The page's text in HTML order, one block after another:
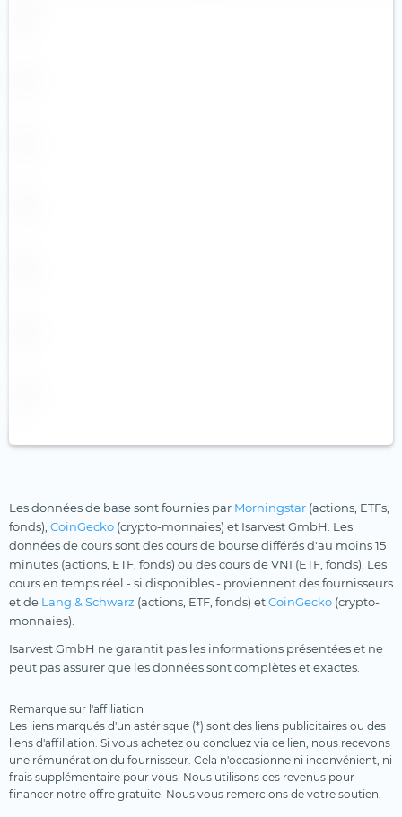
Les données de base sont fournies par Morningstar (actions, ETFs,
fonds), CoinGecko (crypto-monnaies) et Isarvest GmbH. Les
données de cours sont des cours de bourse différés d'au moins 15
minutes (actions, ETF, fonds) ou des cours de VNI (ETF, fonds). Les
cours en temps réel - si disponibles - proviennent des fournisseurs
et de Lang & Schwarz (actions, ETF, fonds) etCoinGecko (crypto-
monnaies).
Isarvest GmbH ne garantit pas les informations présentées et ne
peut pas assurer que les données sont complètes et exactes.
Remarque sur l'affiliation
Les liens marqués d'un astérisque (*) sont des liens publicitaires ou des
liens d'affiliation. Si vous achetez ou concluez via ce lien, nous recevons
une rémunération du fournisseur. Cela n'occasionne ni inconvénient, ni
frais supplémentaire pour vous. Nous utilisons ces revenus pour
financer notre offre gratuite. Nous vous remercions de votre soutien.